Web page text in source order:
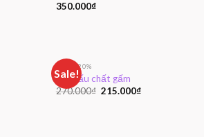
350.000₫
Sale!
GIẢM 20%
Váy gấu chất gấm
270.000₫ 215.000₫